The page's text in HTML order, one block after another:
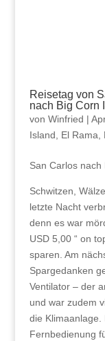
Reisetag von
nach Big Corn
von Winfried |
Island
El Rama
San Carlos nach
Schwitzen,
letzte Nacht
denn es war
USD 5,00 “ on
sparen. Am
Spargedanken
Ventilator – der
und war zudem
die Klimaanlage.
Fernbedienung